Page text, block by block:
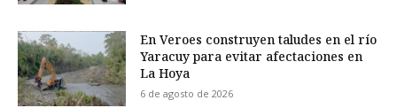
En Veroes construyen taludes en el río
Yaracuy para evitar afectaciones en
La Hoya
6 de agosto de 2026